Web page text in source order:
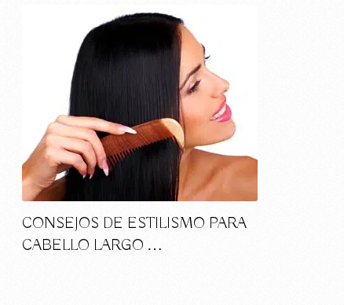
CONSEJOS DE ESTILISMO PARA
CABELLO LARGO …